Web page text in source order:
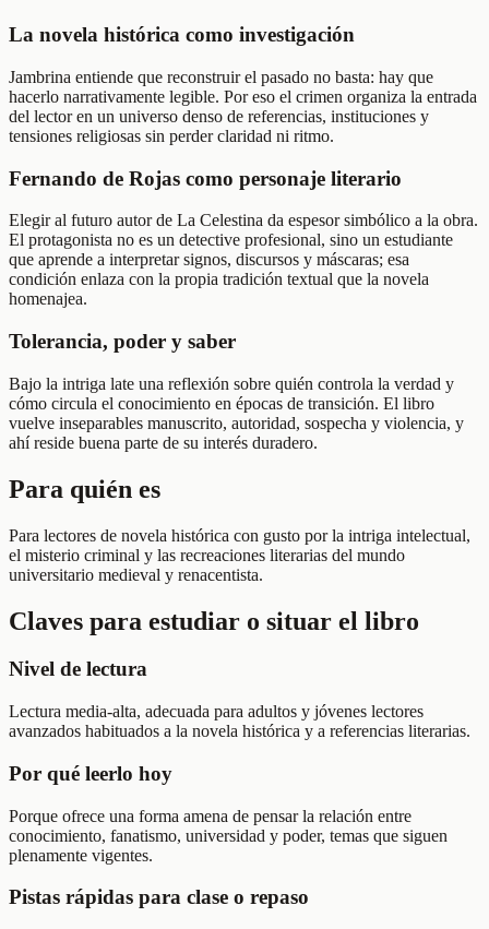
La novela histórica como investigación
Jambrina entiende que reconstruir el pasado no basta: hay que
hacerlo narrativamente legible. Por eso el crimen organiza la entrada
del lector en un universo denso de referencias, instituciones y
tensiones religiosas sin perder claridad ni ritmo.
Fernando de Rojas como personaje literario
Elegir al futuro autor de La Celestina da espesor simbólico a la obra.
El protagonista no es un detective profesional, sino un estudiante
que aprende a interpretar signos, discursos y máscaras; esa
condición enlaza con la propia tradición textual que la novela
homenajea.
Tolerancia, poder y saber
Bajo la intriga late una reflexión sobre quién controla la verdad y
cómo circula el conocimiento en épocas de transición. El libro
vuelve inseparables manuscrito, autoridad, sospecha y violencia, y
ahí reside buena parte de su interés duradero.
Para quién es
Para lectores de novela histórica con gusto por la intriga intelectual,
el misterio criminal y las recreaciones literarias del mundo
universitario medieval y renacentista.
Claves para estudiar o situar el libro
Nivel de lectura
Lectura media-alta, adecuada para adultos y jóvenes lectores
avanzados habituados a la novela histórica y a referencias literarias.
Por qué leerlo hoy
Porque ofrece una forma amena de pensar la relación entre
conocimiento, fanatismo, universidad y poder, temas que siguen
plenamente vigentes.
Pistas rápidas para clase o repaso